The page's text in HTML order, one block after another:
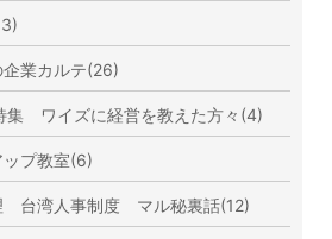
業カルテ(26)
集 ワイズに経営を教えた方々(4)
プ教室(6)
台湾人事制度 マル秘裏話(12)